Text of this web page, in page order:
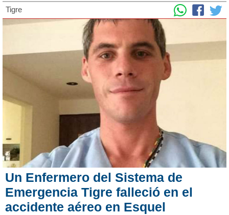
Tigre
Un Enfermero del Sistema de
Emergencia Tigre falleció en el
accidente aéreo en Esquel